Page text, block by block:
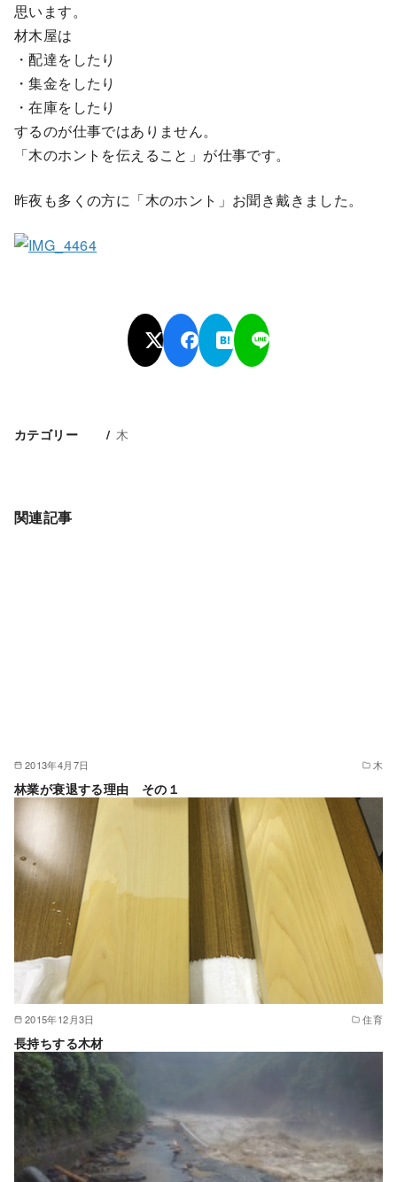
思います。
材木屋は
・配達をしたり
・集金をしたり
・在庫をしたり
するのが仕事ではありません。
「木のホントを伝えること」が仕事です。
昨夜も多くの方に「木のホント」お聞き戴きました。
カテゴリー 木
関連記事
2013年4月7日 木
林業が衰退する理由 その１
2015年12月3日 住育
長持ちする木材